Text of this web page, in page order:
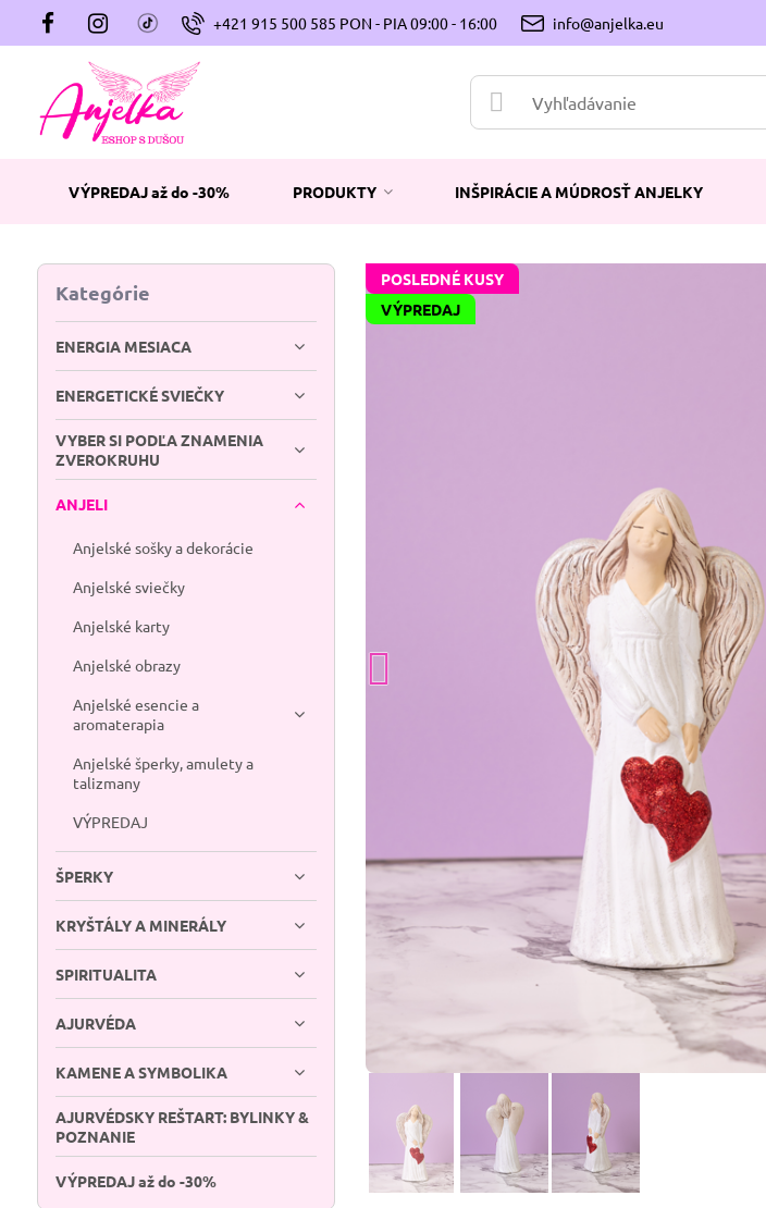
+421 915 500 585 PON - PIA 09:00 - 16:00 info@anjelka.eu
VÝPREDAJ až do -30% PRODUKTY INŠPIRÁCIE A MÚDROSŤ ANJELKY
POSLEDNÉ KUSY
VÝPREDAJ
Kategórie
ENERGIA MESIACA
ENERGETICKÉ SVIEČKY
VYBER SI PODĽA ZNAMENIA
ZVEROKRUHU
ANJELI
Anjelské sošky a dekorácie
Anjelské sviečky
Anjelské karty
Anjelské obrazy
Anjelské esencie a
aromaterapia
Anjelské šperky, amulety a
talizmany
VÝPREDAJ
ŠPERKY
KRYŠTÁLY A MINERÁLY
SPIRITUALITA
AJURVÉDA
KAMENE A SYMBOLIKA
AJURVÉDSKY REŠTART: BYLINKY &
POZNANIE
VÝPREDAJ až do -30%